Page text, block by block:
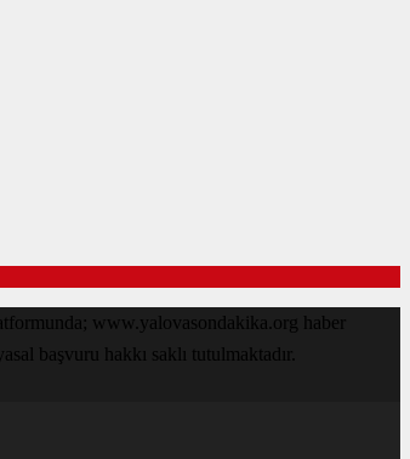
www.yalovasondakika.org haber
başvuru hakkı saklı tutulmaktadır.